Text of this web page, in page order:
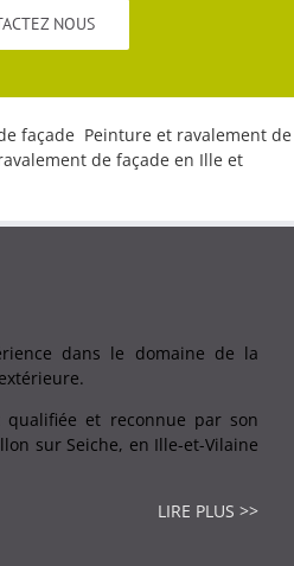
NOUS
façade Peinture et ravalement de
de façade en Ille et
dans le domaine de la
qualifiée et reconnue par son
sur Seiche, en Ille-et-Vilaine
LIRE PLUS >>